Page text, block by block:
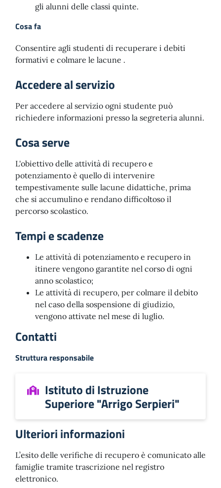
gli alunni delle classi quinte.
Cosa fa
Consentire agli studenti di recuperare i debiti
formativi e colmare le lacune .
Accedere al servizio
Per accedere al servizio ogni studente può
richiedere informazioni presso la segreteria alunni.
Cosa serve
L'obiettivo delle attività di recupero e
potenziamento è quello di intervenire
tempestivamente sulle lacune didattiche, prima
che si accumulino e rendano difficoltoso il
percorso scolastico.
Tempi e scadenze
Le attività di potenziamento e recupero in
itinere vengono garantite nel corso di ogni
anno scolastico;
Le attività di recupero, per colmare il debito
nel caso della sospensione di giudizio,
vengono attivate nel mese di luglio.
Contatti
Struttura responsabile
Istituto di Istruzione
Superiore "Arrigo Serpieri"
Ulteriori informazioni
L’esito delle verifiche di recupero è comunicato alle
famiglie tramite trascrizione nel registro
elettronico.